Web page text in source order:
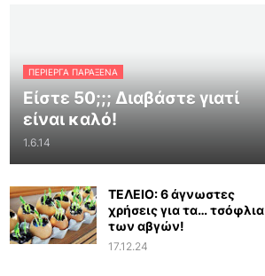
ΠΕΡΊΕΡΓΑ ΠΑΡΆΞΕΝΑ
Είστε 50;;; Διαβάστε γιατί
είναι καλό!
1.6.14
ΤΕΛΕΙΟ: 6 άγνωστες
χρήσεις για τα… τσόφλια
των αβγών!
17.12.24